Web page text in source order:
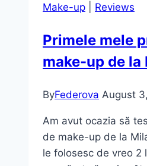
Melkior
Make-up Reviews
Primele mele
make-up de la
ByFederova August
Am avut ocazia să
de make-up de la
le folosesc de vreo 2